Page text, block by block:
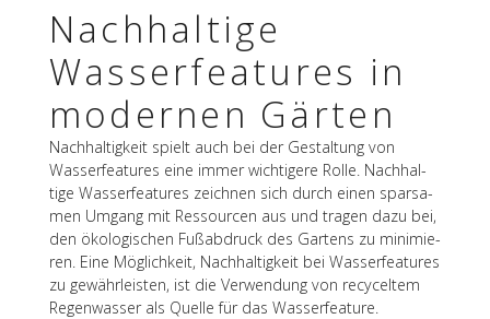
Nach­hal­tige
Wasser­fea­tures in
moder­nen Gärten
Nach­hal­tig­keit spielt auch bei der Gestal­tung von
Wasser­fea­tures eine immer wich­ti­gere Rolle. Nach­hal­
tige Wasser­fea­tures zeich­nen sich durch einen spar­sa­
men Umgang mit Ressour­cen aus und tragen dazu bei,
den ökolo­gi­schen Fußab­druck des Gartens zu mini­mie­
ren. Eine Möglich­keit, Nach­hal­tig­keit bei Wasser­fea­tures
zu gewähr­leis­ten, ist die Verwen­dung von recy­cel­tem
Regen­was­ser als Quelle für das Wasserfeature.